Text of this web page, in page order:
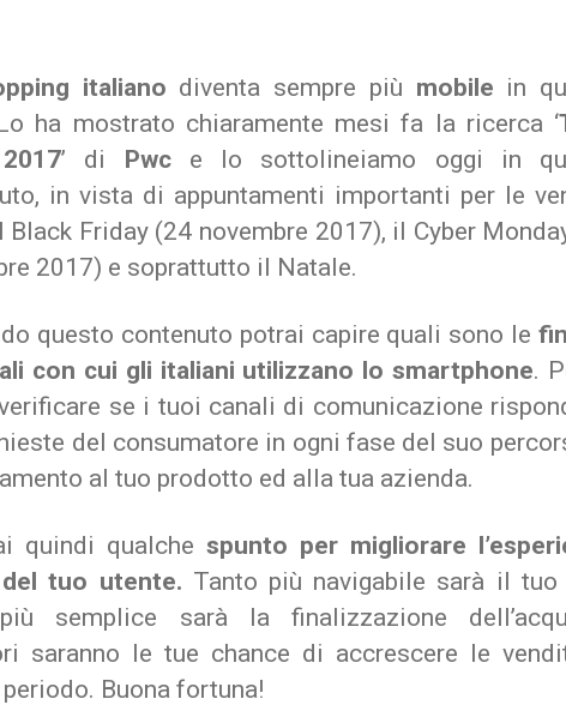
italiano diventa sempre più mobile in
ha mostrato chiaramente mesi fa la ricerca ‘
’ di Pwce lo sottolineiamo oggi in
in vista di appuntamenti importanti per le
Black Friday (24 novembre 2017), il Cyber
2017) e soprattutto il Natale.
questo contenuto potrai capire quali sono le
con cui gli italiani utilizzano lo smartphone.
se i tuoi canali di comunicazione
del consumatore in ogni fase del suo
al tuo prodotto ed alla tua azienda.
quindi qualche spunto per migliorare
tuo utente. Tanto più navigabile sarà il tuo
semplice sarà la finalizzazione
saranno le tue chance di accrescere le
Buona fortuna!